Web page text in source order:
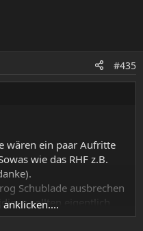
#435
wären ein paar Aufritte
wie das RHF z.B.
Schublade ausbrechen
sollten eigentlich
jeden